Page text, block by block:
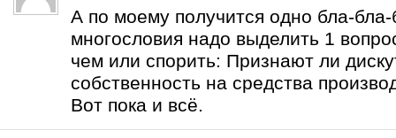
А по моему получится одно бла-бла-
многословия надо выделить 1
чем или спорить: Признают ли
собственность на средства
Вот пока и всё.